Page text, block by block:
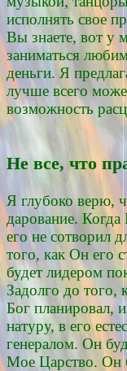
исполнять свое
Вы знаете, вот у
заниматься
деньги. Я
лучше всего
возможность
Не все, что
Я глубоко верю,
дарование.
его не сотворил
того, как Он его
будет лидером
Задолго до того,
Бог планировал,
натуру, в его
генералом. Он
Мое Царство. Он